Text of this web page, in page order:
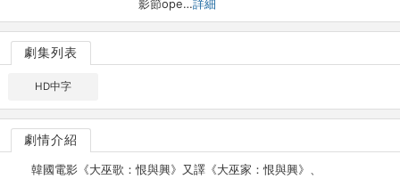
影節ope…詳細
劇集列表
HD中字
劇情介紹
韓國電影《大巫歌：恨與興》又譯《大巫家：恨與興》、